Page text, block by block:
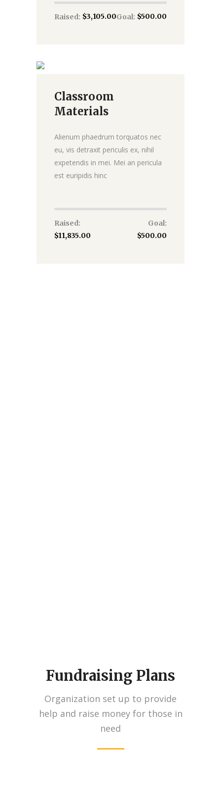
Raised: $3,105.00Goal: $500.00
Donate
Classroom
Materials
Alienum phaedrum torquatos nec
eu, vis detraxit periculis ex, nihil
expetendis in mei. Mei an pericula
est euripidis hinc
Raised:
$11,835.00
Goal:
$500.00
Fundraising Plans
Organization set up to provide
help and raise money for those in
need